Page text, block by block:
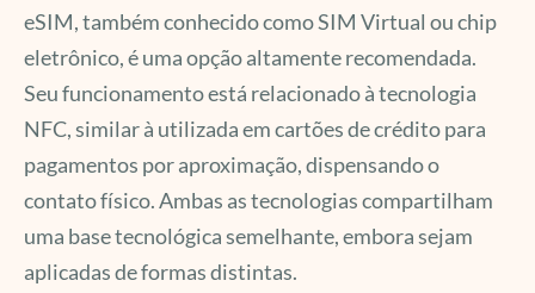
eSIM, também conhecido como SIM Virtual ou chip
eletrônico, é uma opção altamente recomendada.
Seu funcionamento está relacionado à tecnologia
NFC, similar à utilizada em cartões de crédito para
pagamentos por aproximação, dispensando o
contato físico. Ambas as tecnologias compartilham
uma base tecnológica semelhante, embora sejam
aplicadas de formas distintas.